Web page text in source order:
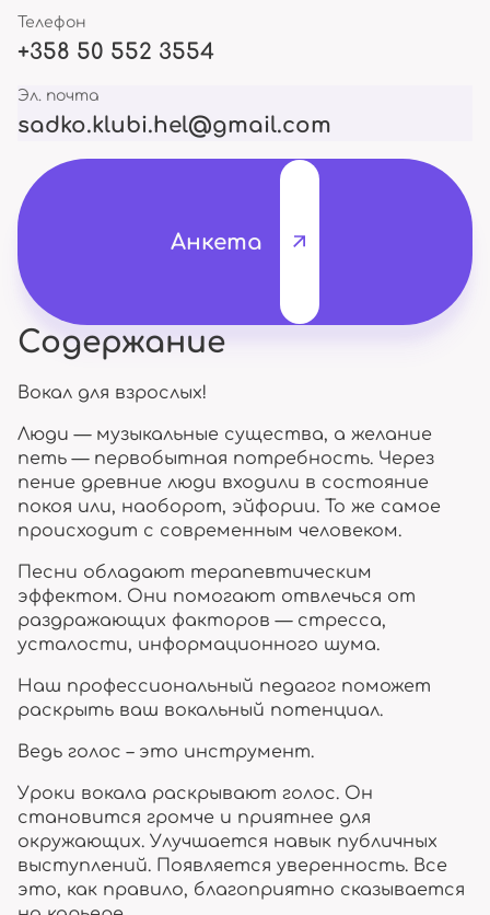
Телефон
+358 50 552 3554
Эл. почта
sadko.klubi.hel@gmail.com
Анкета
Содержание
Вокал для взрослых!
Люди — музыкальные существа, а желание
петь — первобытная потребность. Через
пение древние люди входили в состояние
покоя или, наоборот, эйфории. То же самое
происходит с современным человеком.
Песни обладают терапевтическим
эффектом. Они помогают отвлечься от
раздражающих факторов — стресса,
усталости, информационного шума.
Наш профессиональный педагог поможет
раскрыть ваш вокальный потенциал.
Ведь голос – это инструмент.
Уроки вокала раскрывают голос. Он
становится громче и приятнее для
окружающих. Улучшается навык публичных
выступлений. Появляется уверенность. Все
это, как правило, благоприятно сказывается